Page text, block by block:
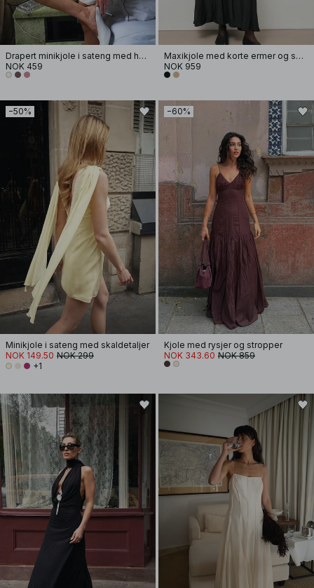
Drapert minikjole i sateng med halterneck
NOK 459
Maxikjole med korte ermer og smock i livet
NOK 959
−50%
Minikjole i sateng med skaldetaljer
NOK 149.50 NOK 299
+1
−60%
Kjole med rysjer og stropper
NOK 343.60 NOK 859